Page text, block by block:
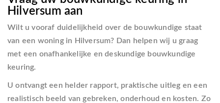
Hilversum aan
Wilt u vooraf duidelijkheid over de bouwkundige staat
van een woning in Hilversum? Dan helpen wij u graag
met een onafhankelijke en deskundige bouwkundige
keuring.
U ontvangt een helder rapport, praktische uitleg en een
realistisch beeld van gebreken, onderhoud en kosten. Zo